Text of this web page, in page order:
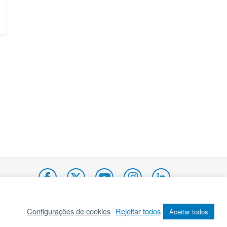
do site Internacional
Configurações de cookies Rejeitar todos Aceitar todos